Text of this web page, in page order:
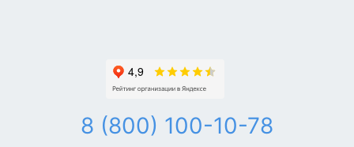
8 (800) 100-10-78